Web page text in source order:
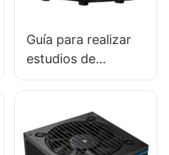
Guía para realizar
estudios de
mercado de